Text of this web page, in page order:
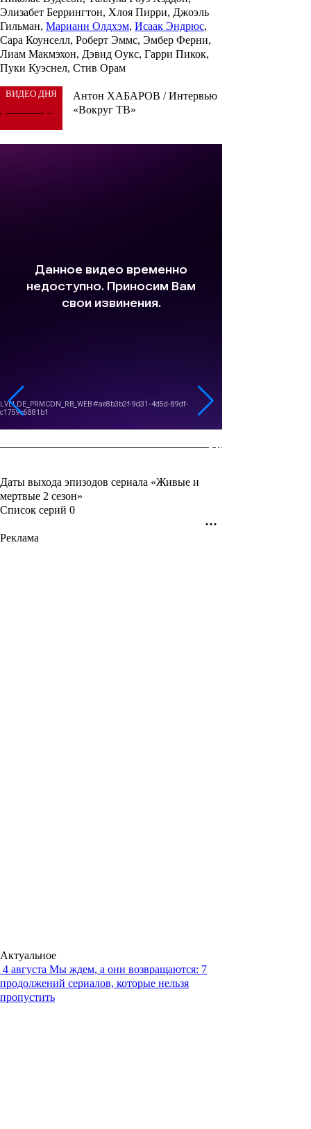
Элизабет Беррингтон, Хлоя Пирри, Джоэль
Гильман, Марианн Олдхэм, Исаак Эндрюс,
Сара Коунселл, Роберт Эммс, Эмбер Ферни,
Лиам Макмэхон, Дэвид Оукс, Гарри Пикок,
Пуки Куэснел, Стив Орам
ВИДЕО ДНЯ
Антон ХАБАРОВ / Интервью
«Вокруг ТВ»
Даты выхода эпизодов сериала «Живые и
мертвые 2 сезон»
Список серий 0
Реклама
Актуальное
4 августа Мы ждем, а они возвращаются: 7
продолжений сериалов, которые нельзя
пропустить